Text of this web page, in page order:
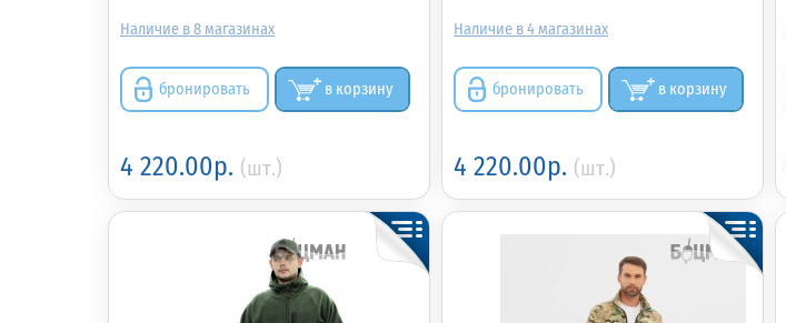
8
бронировать в корзину
4 220.00р. (шт.)
4
бронировать в корзину
4 220.00р. (шт.)